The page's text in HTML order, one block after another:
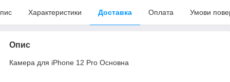
Характеристики Доставка Оплата Умови
Опис
Камера для iPhone 12 Pro Основна